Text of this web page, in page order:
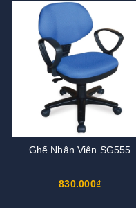
Ghế Nhân Viên SG555
830.000₫